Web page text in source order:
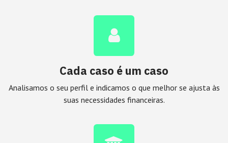
Cada caso é um caso
Analisamos o seu perfil e indicamos o que melhor se ajusta às
suas necessidades financeiras.